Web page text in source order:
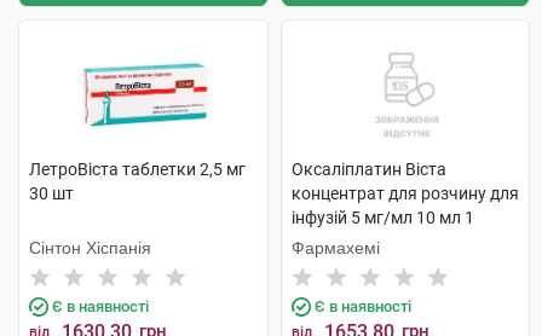
ЛетроВіста таблетки 2,5 мг
30 шт
Сінтон Хіспанія
Є в наявності
від грн
Оксаліплатин Віста
концентрат для розчину для
інфузій 5 мг/мл 10 мл 1
флакон
Фармахемі
Є в наявності
від грн